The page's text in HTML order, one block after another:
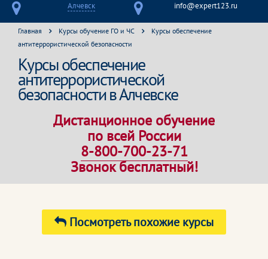
Алчевск info@expert123.ru
Главная Курсы обучение ГО и ЧС
Курсы обеспечение
антитеррористической безопасности
Курсы обеспечение
антитеррористической
безопасности в Алчевске
Дистанционное обучение
по всей России
8-800-700-23-71
Звонок бесплатный!
Посмотреть похожие курсы